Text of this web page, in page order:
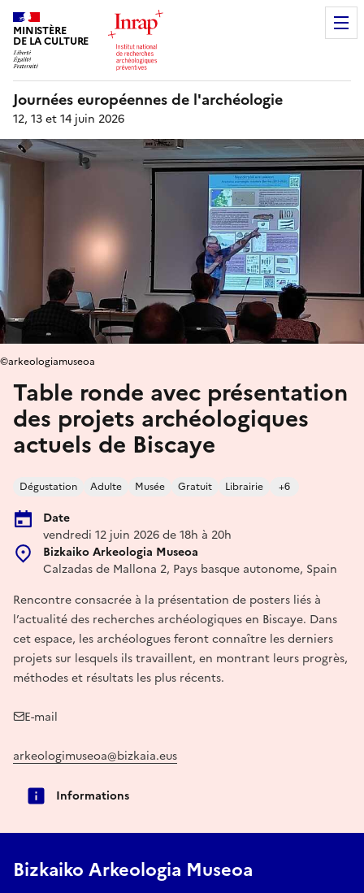
MINISTÈRE
DE LA CULTURE
Journées européennes de l'archéologie
12, 13 et 14 juin 2026
Table ronde avec présentation
des projets archéologiques
actuels de Biscaye
Dégustation Adulte Musée Gratuit Librairie +6
Date
vendredi 12 juin 2026 de 18h à 20h
Bizkaiko Arkeologia Museoa
Calzadas de Mallona 2, Pays basque autonome, Spain
©arkeologiamuseoa
Rencontre consacrée à la présentation de posters liés à
l’actualité des recherches archéologiques en Biscaye. Dans
cet espace, les archéologues feront connaître les derniers
projets sur lesquels ils travaillent, en montrant leurs progrès,
méthodes et résultats les plus récents.
E-mail
arkeologimuseoa@bizkaia.eus
Informations
Bizkaiko Arkeologia Museoa